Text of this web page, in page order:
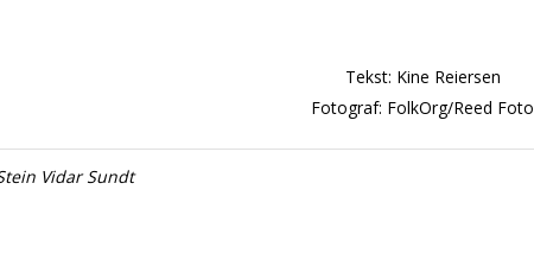
Tekst: Kine Reiersen
Fotograf: FolkOrg/Reed Foto
Vidar Sundt